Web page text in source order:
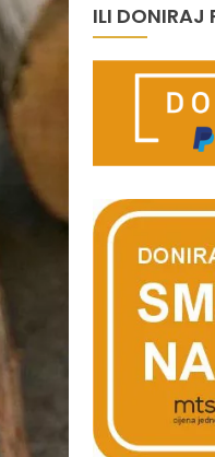
ILI DONIRAJ